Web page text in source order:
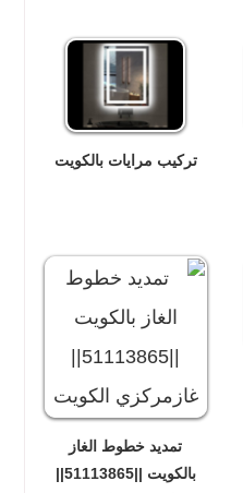
تركيب مرايات بالكويت
تمديد خطوط الغاز
بالكويت ||51113865||